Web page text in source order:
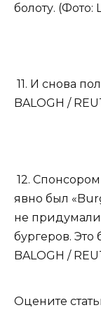
болоту. (Фото:
11. И снова
BALOGH /
12.
явно был
не придумали
бургеров. Это
BALOGH /
Оцените